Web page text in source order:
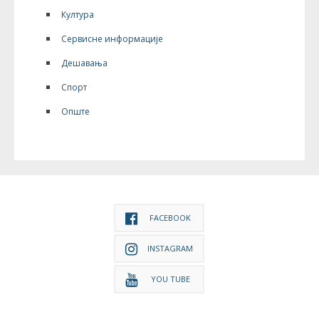
Култура
Сервисне информације
Дешавања
Спорт
Опште
FACEBOOK
INSTAGRAM
YOU TUBE